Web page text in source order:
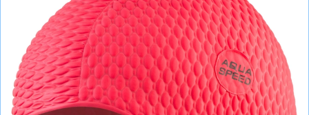
СНОУБОРДИ
ОДЯГ
ВЗУТТЯ
СУМКИ